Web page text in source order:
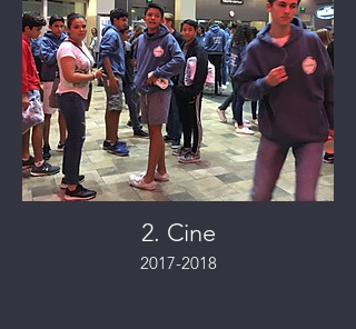
2. Cine
2017-2018